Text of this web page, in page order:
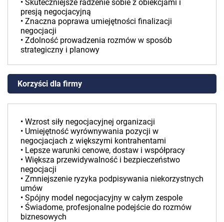
• Skuteczniejsze radzenie sobie z obiekcjami i
presją negocjacyjną
• Znaczna poprawa umiejętności finalizacji
negocjacji
• Zdolność prowadzenia rozmów w sposób
strategiczny i planowy
Korzyści dla firmy
• Wzrost siły negocjacyjnej organizacji
• Umiejętność wyrównywania pozycji w
negocjacjach z większymi kontrahentami
• Lepsze warunki cenowe, dostaw i współpracy
• Większa przewidywalność i bezpieczeństwo
negocjacji
• Zmniejszenie ryzyka podpisywania niekorzystnych
umów
• Spójny model negocjacyjny w całym zespole
• Świadome, profesjonalne podejście do rozmów
biznesowych